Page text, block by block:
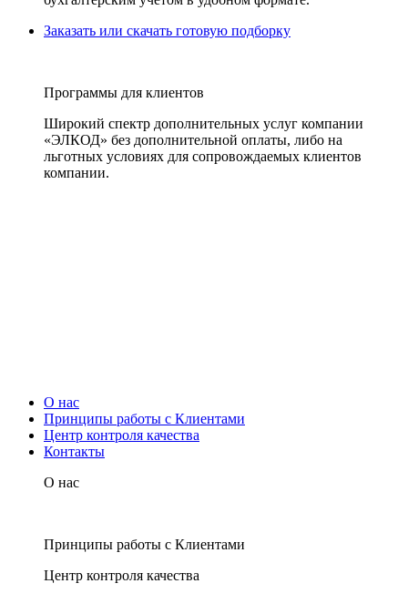
Заказать или скачать готовую подборку
Программы для клиентов
Широкий спектр дополнительных услуг компании
«ЭЛКОД» без дополнительной оплаты, либо на
льготных условиях для сопровождаемых клиентов
компании.
О нас
Принципы работы с Клиентами
Центр контроля качества
Контакты
О нас
Принципы работы с Клиентами
Центр контроля качества